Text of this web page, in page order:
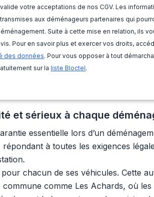
votre acceptations de nos CGV. Les
aux déménageurs partenaires qui
Suite à cette mise en relation, ils
Pour en savoir plus et exercer vos droits,
des données. Pour vous opposer à tout
sur la liste Bloctel.
et sérieux à chaque
essentielle lors d’un
à toutes les exigences
pour chacun de ses véhicules. Cette
comme Les Achards, où